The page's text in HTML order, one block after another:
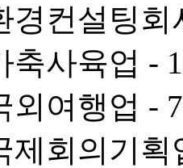
경컨설팅회
축사육업 -
외여행업 -
제회의기획